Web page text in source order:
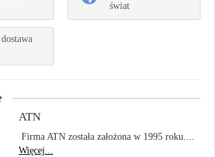
świat
ATN
Firma ATN została założona w 1995 roku....
Więcej...